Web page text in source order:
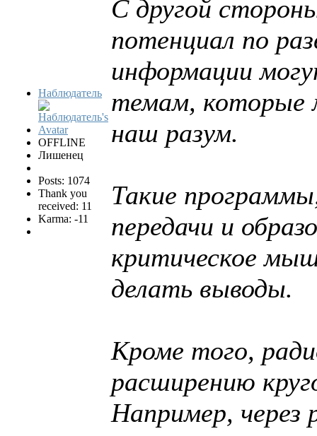
Наблюдатель
OFFLINE
Лишенец
Posts: 1074
Thank you
received: 11
Karma: -11
С другой
потенциал по
информации
темам, которые
наш разум.
Такие
передачи и
критическое
делать выводы.
Кроме того,
расширению
Например, через